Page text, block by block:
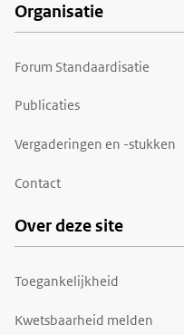
Organisatie
Forum Standaardisatie
Publicaties
Vergaderingen en -stukken
Contact
Over deze site
Toegankelijkheid
Kwetsbaarheid melden